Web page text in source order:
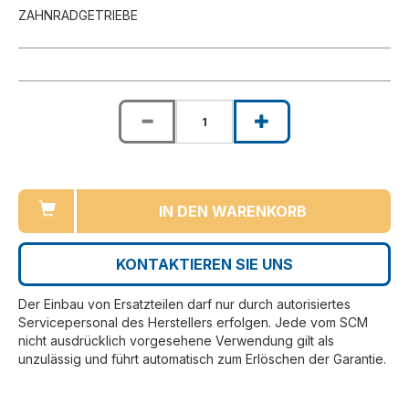
ZAHNRADGETRIEBE
IN DEN WARENKORB
KONTAKTIEREN SIE UNS
Der Einbau von Ersatzteilen darf nur durch autorisiertes
Servicepersonal des Herstellers erfolgen. Jede vom SCM
nicht ausdrücklich vorgesehene Verwendung gilt als
unzulässig und führt automatisch zum Erlöschen der Garantie.